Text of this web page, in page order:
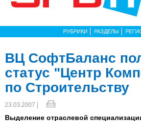
РУБРИКИ РАЗДЕЛЫ
ВЦ СофтБаланс
статус "Центр
по Строительству
23.03.2007 |
Выделение отраслевой